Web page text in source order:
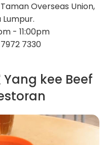
Overseas Union,
Lumpur.
- 11:00pm
7330
Yang kee Beef